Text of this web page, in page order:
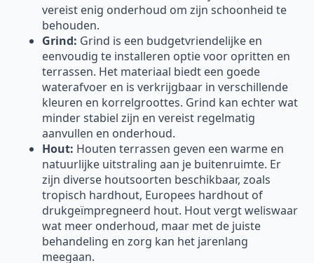
vereist enig onderhoud om zijn schoonheid te
behouden.
Grind: Grind is een budgetvriendelijke en
eenvoudig te installeren optie voor opritten en
terrassen. Het materiaal biedt een goede
waterafvoer en is verkrijgbaar in verschillende
kleuren en korrelgroottes. Grind kan echter wat
minder stabiel zijn en vereist regelmatig
aanvullen en onderhoud.
Hout: Houten terrassen geven een warme en
natuurlijke uitstraling aan je buitenruimte. Er
zijn diverse houtsoorten beschikbaar, zoals
tropisch hardhout, Europees hardhout of
drukgeïmpregneerd hout. Hout vergt weliswaar
wat meer onderhoud, maar met de juiste
behandeling en zorg kan het jarenlang
meegaan.